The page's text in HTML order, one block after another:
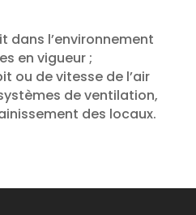
dans l’environnement
en vigueur ;
ou de vitesse de l’air
de ventilation,
des locaux.